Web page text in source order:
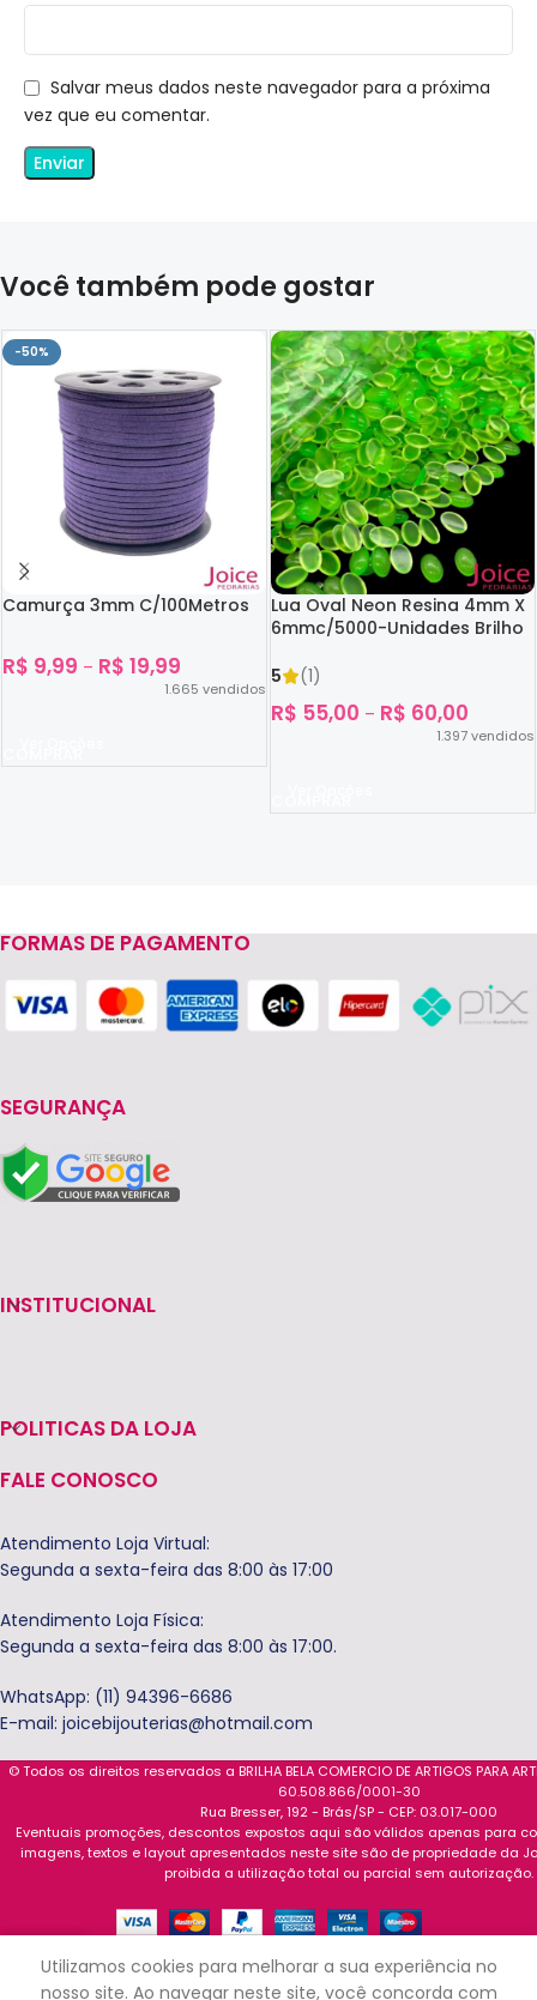
Salvar meus dados neste navegador para a próxima
vez que eu comentar.
Você também pode gostar
-50%
Camurça 3mm C/100Metros
R$ 9,99 – R$ 19,99
1.665 vendidos
Lua Oval Neon Resina 4mm X
6mmc/5000-Unidades Brilho
5
(1)
R$ 55,00 – R$ 60,00
1.397vendidos
Read more
FORMAS DE PAGAMENTO
SEGURANÇA
INSTITUCIONAL
POLITICAS DA LOJA
FALE CONOSCO
Atendimento Loja Virtual:
Segunda a sexta-feira das 8:00 às 17:00
Atendimento Loja Física:
Segunda a sexta-feira das 8:00 às 17:00.
WhatsApp: (11) 94396-6686
E-mail: joicebijouterias@hotmail.com
© Todos os direitos reservados a BRILHA BELA COMERCIO DE ARTIGOS PARA
60.508.866/0001-30
Rua Bresser, 192 - Brás/SP - CEP: 03.017-000
Eventuais promoções, descontos expostos aqui são válidos apenas para
imagens, textos e layout apresentados neste site são de propriedade da
proibida a utilização total ou parcial sem autorização.
Utilizamos cookies para melhorar a sua experiência no
nosso site. Ao navegar neste site, você concorda com
Minha conta